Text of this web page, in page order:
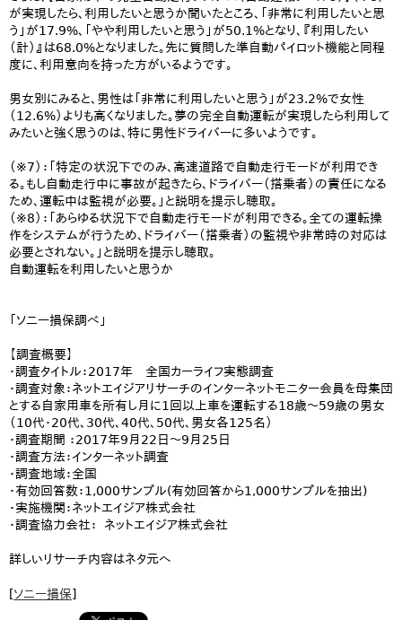
が実現したら、利用したいと思うか聞いたところ、「非常に利用したいと思
う」が17.9%、「やや利用したいと思う」が50.1%となり、『利用したい
（計）』は68.0%となりました。先に質問した準自動パイロット機能と同程
度に、利用意向を持った方がいるようです。
男女別にみると、男性は「非常に利用したいと思う」が23.2%で女性
（12.6%）よりも高くなりました。夢の完全自動運転が実現したら利用して
みたいと強く思うのは、特に男性ドライバーに多いようです。
（※7）：「特定の状況下でのみ、高速道路で自動走行モードが利用でき
る。もし自動走行中に事故が起きたら、ドライバー（搭乗者）の責任になる
ため、運転中は監視が必要。」と説明を提示し聴取。
（※8）：「あらゆる状況下で自動走行モードが利用できる。全ての運転操
作をシステムが行うため、ドライバー（搭乗者）の監視や非常時の対応は
必要とされない。」と説明を提示し聴取。
自動運転を利用したいと思うか
「ソニー損保調べ」
【調査概要】
・調査タイトル：2017年 全国カーライフ実態調査
・調査対象：ネットエイジアリサーチのインターネットモニター会員を母集団
とする自家用車を所有し月に1回以上車を運転する18歳〜59歳の男女
（10代・20代、30代、40代、50代、男女各125名）
・調査期間 ：2017年9月22日〜9月25日
・調査方法：インターネット調査
・調査地域：全国
・有効回答数：1,000サンプル(有効回答から1,000サンプルを抽出)
・実施機関：ネットエイジア株式会社
・調査協力会社： ネットエイジア株式会社
詳しいリサーチ内容はネタ元へ
[ソニー損保]